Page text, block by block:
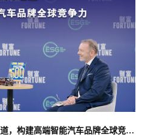
对话赛力斯康波：以ESG之道，构建高端智能汽车品牌全球竞争力